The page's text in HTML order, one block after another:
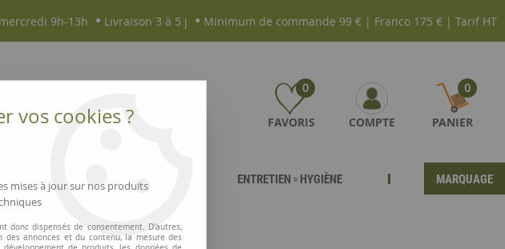
9h-13h Livraison 3 à 5 j Minimum de commande 99 € | Franco 175 € | Tarif HT
0
FAVORIS COMPTE
0
PANIER
MAGASINS ▫ COMMERCES ENTRETIEN ▫ HYGIÈNE MARQUAGE
vos cookies ?
mises à jour sur nos produits
donc dispensés de consentement. D'autres,
annonces et du contenu, la mesure des